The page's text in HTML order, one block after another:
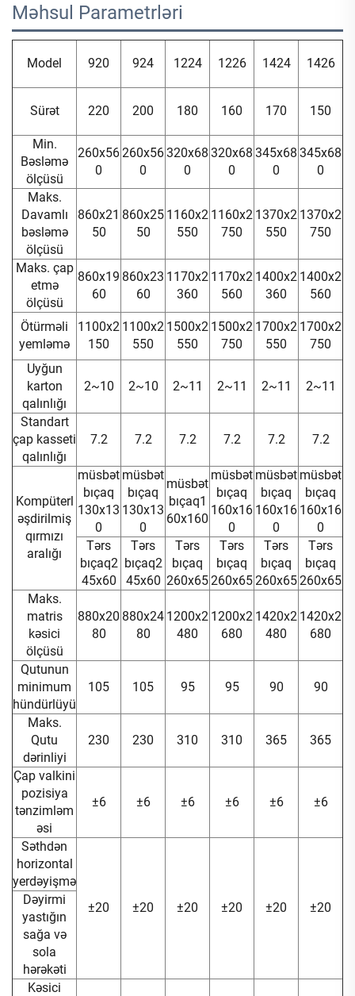
Məhsul Parametrləri
Model 920 924 1224 1226 1424 1426
Sürət 220 200 180 160 170 150
Min.
Bəsləmə
ölçüsü
260x56
0
260x56
0
320x68
0
320x68
0
345x68
0
345x68
0
Maks.
Davamlı
bəsləmə
ölçüsü
860x21
50
860x25
50
1160x2
550
1160x2
750
1370x2
550
1370x2
750
Maks. çap
etmə
ölçüsü
860x19
60
860x23
60
1170x2
360
1170x2
560
1400x2
360
1400x2
560
Ötürməli
yemləmə
1100x2
150
1100x2
550
1500x2
550
1500x2
750
1700x2
550
1700x2
750
Uyğun
karton
qalınlığı
2~10 2~10 2~11 2~11 2~11 2~11
Standart
çap kasseti
qalınlığı
7.2 7.2 7.2 7.2 7.2 7.2
Kompüterl
əşdirilmiş
qırmızı
aralığı
müsbət
bıçaq
130x13
0
müsbət
bıçaq
130x13
0
müsbət
bıçaq1
60x160
müsbət
bıçaq
160x16
0
müsbət
bıçaq
160x16
0
müsbət
bıçaq
160x16
0
Tərs
bıçaq2
45x60
Tərs
bıçaq2
45x60
Tərs
bıçaq
260x65
Tərs
bıçaq
260x65
Tərs
bıçaq
260x65
Tərs
bıçaq
260x65
Maks.
matris
kəsici
ölçüsü
880x20
80
880x24
80
1200x2
480
1200x2
680
1420x2
480
1420x2
680
Qutunun
minimum
hündürlüyü
105 105 95 95 90 90
Maks.
Qutu
dərinliyi
230 230 310 310 365 365
Çap valkini
pozisiya
tənzimləm
əsi
±6 ±6 ±6 ±6 ±6 ±6
Səthdən
horizontal
yerdəyişmə
±20
±20 ±20 ±20 ±20 ±20
Dəyirmi
yastığın
sağa və
sola
hərəkəti
Kəsici